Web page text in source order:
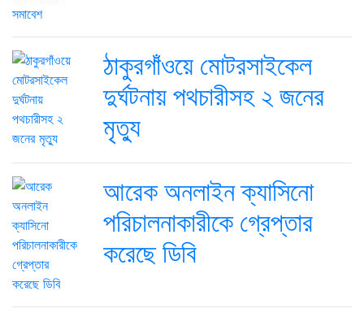
ঠাকুরগাঁওয়ে মোটরসাইকেল
দুর্ঘটনায় পথচারীসহ ২ জনের
মৃত্যু
আরেক অনলাইন ক্যাসিনো
পরিচালনাকারীকে গ্রেপ্তার
করেছে ডিবি